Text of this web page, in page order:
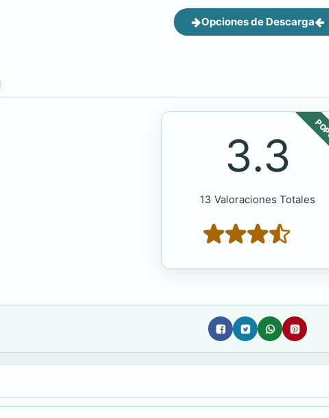
Opciones de Descarga
3.3
13 Valoraciones Totales